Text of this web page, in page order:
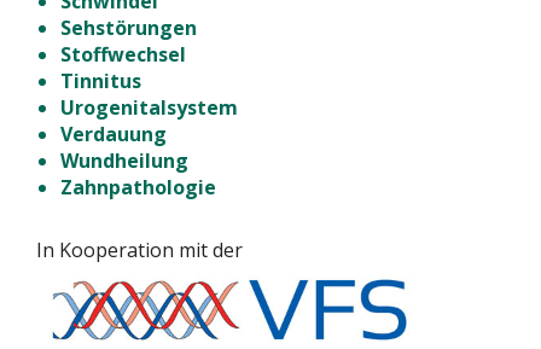
Sehstörungen
Stoffwechsel
Tinnitus
Urogenitalsystem
Verdauung
Wundheilung
Zahnpathologie
In Kooperation mit der